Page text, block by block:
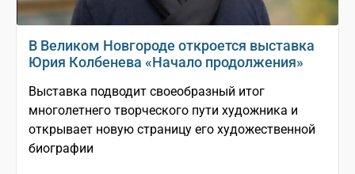
В Великом Новгороде откроется выставка
Юрия Колбенева «Начало продолжения»
Выставка подводит своеобразный итог
многолетнего творческого пути художника и
открывает новую страницу его художественной
биографии